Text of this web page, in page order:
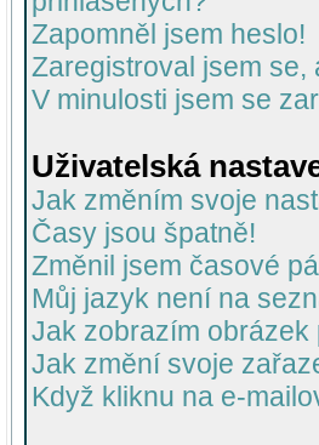
Zapomněl jsem heslo!
Zaregistroval jsem se,
V minulosti jsem se
Uživatelská
Jak změním svoje
Časy jsou špatně!
Změnil jsem časové
Můj jazyk není na
Jak zobrazím obrázek
Jak změní svoje
Když kliknu na e-